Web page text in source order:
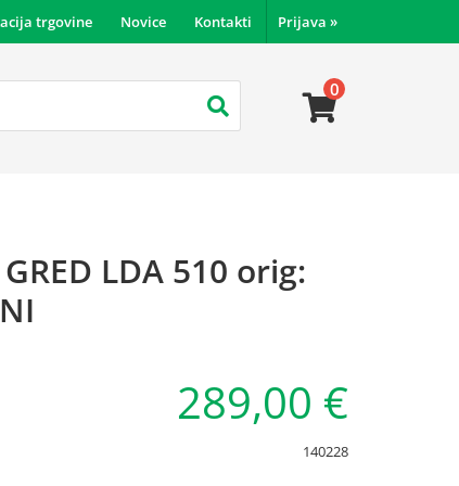
Prijava »
trgovine Novice Kontakti
0
LDA 510 orig:
289,00 €
140228